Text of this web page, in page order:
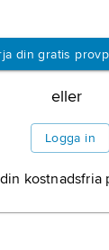
om
din gratis
eller
Logga in